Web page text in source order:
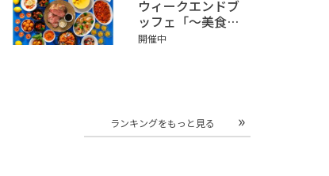
ウィークエンドブ
ッフェ「～美食と
ともに巡る～ 地
開催中
ランキングをもっと見る